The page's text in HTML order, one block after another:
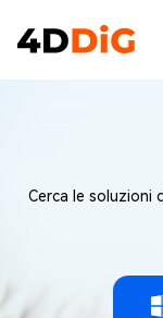
Cerca le soluzioni